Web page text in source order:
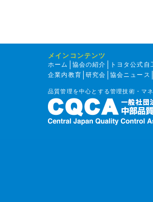
メインコンテンツ
ホーム 協会の紹介 トヨタ公式
企業内教育
研究会 協会ニュース
品質管理を中心とする管理技術・マ